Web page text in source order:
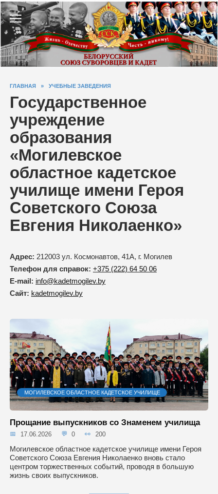
Перейти
к
содержанию
ГЛАВНАЯ » УЧЕБНЫЕ ЗАВЕДЕНИЯ
Государственное
учреждение
образования
«Могилевское
областное кадетское
училище имени Героя
Советского Союза
Евгения Николаенко»
Адрес: 212003 ул. Космонавтов, 41А, г. Могилев
Телефон для справок: +375 (222) 64 50 06
E-mail: info@kadetmogilev.by
Сайт: kadetmogilev.by
МОГИЛЕВСКОЕ ОБЛАСТНОЕ КАДЕТСКОЕ УЧИЛИЩЕ
Прощание выпускников со Знаменем училища
17.06.2026 0 200
Могилевское областное кадетское училище имени Героя
Советского Союза Евгения Николаенко вновь стало
центром торжественных событий, проводя в большую
жизнь своих выпускников.